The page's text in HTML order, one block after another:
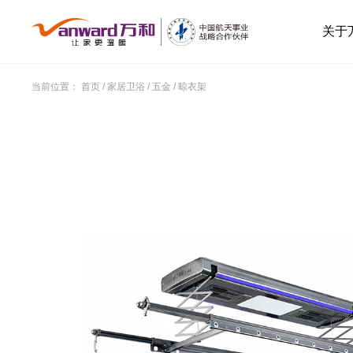
关于
当前位置：首页 /家居卫浴 / 五金 / 晾衣架